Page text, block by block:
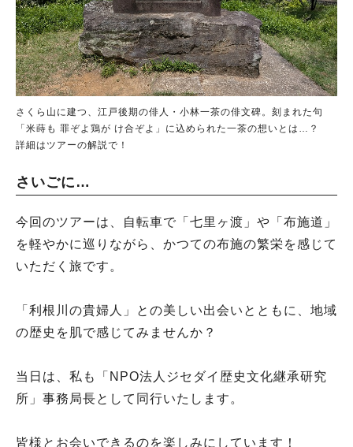
さくら山に建つ、江戸後期の俳人・小林一茶の俳文碑。刻まれた句
「米蒔も 罪ぞよ鶏が け合ぞよ」に込められた一茶の想いとは…？
詳細はツアーの解説で！
さいごに…
今回のツアーは、自転車で「七里ヶ渡」や「布施道」
を軽やかに巡りながら、かつての布施の繁栄を感じて
いただく旅です。
「利根川の貴婦人」との美しい出会いとともに、地域
の歴史を肌で感じてみませんか？
当日は、私も「NPO法人ジセダイ歴史文化継承研究
所」事務局長として同行いたします。
皆様とお会いできるのを楽しみにしています！